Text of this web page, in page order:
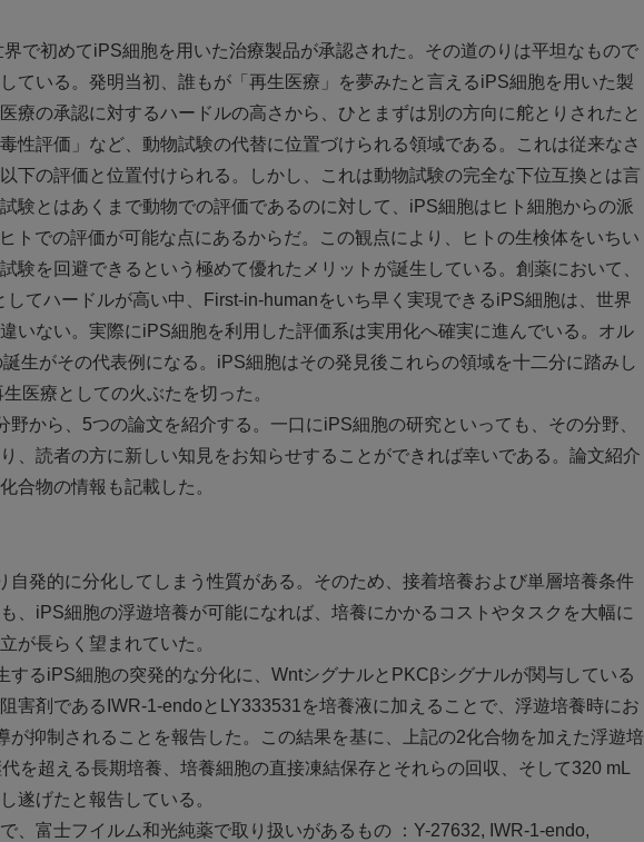
で初めてiPS細胞を用いた治療製品が承認された。その道のりは平坦なもので
ている。発明当初、誰もが「再生医療」を夢みたと言えるiPS細胞を用いた製
療の承認に対するハードルの高さから、ひとまずは別の方向に舵とりされたと
性評価」など、動物試験の代替に位置づけられる領域である。これは従来なさ
下の評価と位置付けられる。しかし、これは動物試験の完全な下位互換とは言
験とはあくまで動物での評価であるのに対して、iPS細胞はヒト細胞からの派
トでの評価が可能な点にあるからだ。この観点により、ヒトの生検体をいちい
験を回避できるという極めて優れたメリットが誕生している。創薬において、
てハードルが高い中、First-in-humanをいち早く実現できるiPS細胞は、世界
いない。実際にiPS細胞を利用した評価系は実用化へ確実に進んでいる。オル
生がその代表例になる。iPS細胞はその発見後これらの領域を十二分に踏みし
医療としての火ぶたを切った。
から、5つの論文を紹介する。一口にiPS細胞の研究といっても、その分野、
、読者の方に新しい知見をお知らせすることができれば幸いである。論文紹介
合物の情報も記載した。
自発的に分化してしまう性質がある。そのため、接着培養および単層培養条件
、iPS細胞の浮遊培養が可能になれば、培養にかかるコストやタスクを大幅に
が長らく望まれていた。
するiPS細胞の突発的な分化に、WntシグナルとPKCβシグナルが関与している
害剤であるIWR-1-endoとLY333531を培養液に加えることで、浮遊培養時にお
抑制されることを報告した。この結果を基に、上記の2化合物を加えた浮遊培
を超える長期培養、培養細胞の直接凍結保存とそれらの回収、そして320 mL
遂げたと報告している。
、富士フイルム和光純薬で取り扱いがあるもの ：Y-27632, IWR-1-endo,